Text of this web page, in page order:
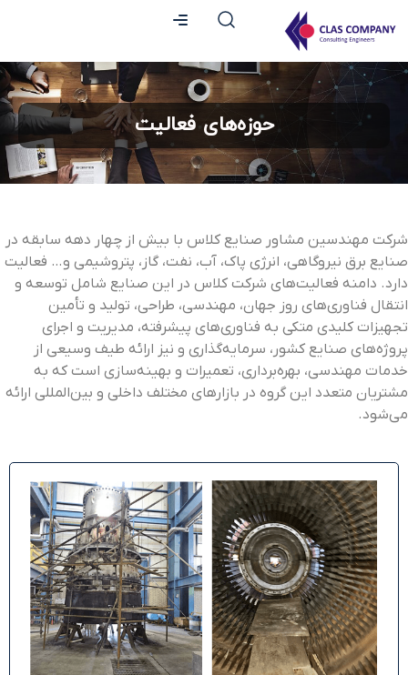
حوزه‌های فعالیت
شرکت مهندسین مشاور صنایع کلاس با بیش از چهار دهه سابقه در
صنایع برق نیروگاهی، انرژی پاک، آب، نفت، گاز، پتروشیمی و… فعالیت
دارد. دامنه فعالیت‌های شرکت کلاس در این صنایع شامل توسعه و
انتقال فناوری‌های روز جهان، مهندسی، طراحی، تولید و تأمین
تجهیزات کلیدی متکی به فناوری‌های پیشرفته، مدیریت و اجرای
پروژه‌های صنایع کشور، سرمایه‌گذاری و نیز ارائه طیف وسیعی از
خدمات مهندسی، بهره‌برداری، تعمیرات و بهینه‌سازی است که به
مشتریان متعدد این گروه در بازارهای مختلف داخلی و بین‌المللی ارائه
می‌شود.